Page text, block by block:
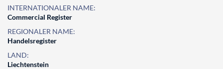
INTERNATIONALER NAME:
Commercial Register
REGIONALER NAME:
Handelsregister
LAND:
Liechtenstein